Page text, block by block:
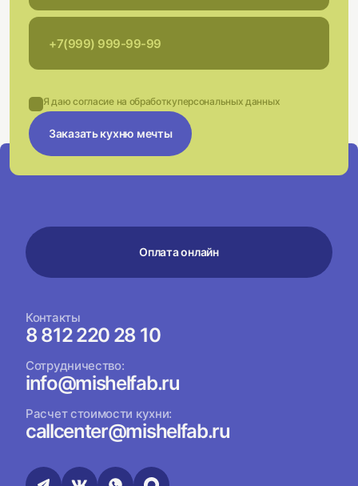
Я даю согласие на обработкуперсональных данных
Заказать кухню мечты
Оплата онлайн
Контакты
8 812 220 28 10
Сотрудничество:
info@mishelfab.ru
Расчет стоимости кухни:
callcenter@mishelfab.ru